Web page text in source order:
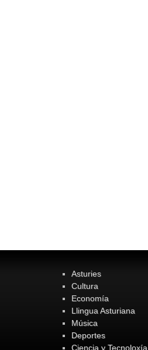
Asturies
Cultura
Economía
Llingua Asturiana
Música
Deportes
Ciencia y Tecnoloxía